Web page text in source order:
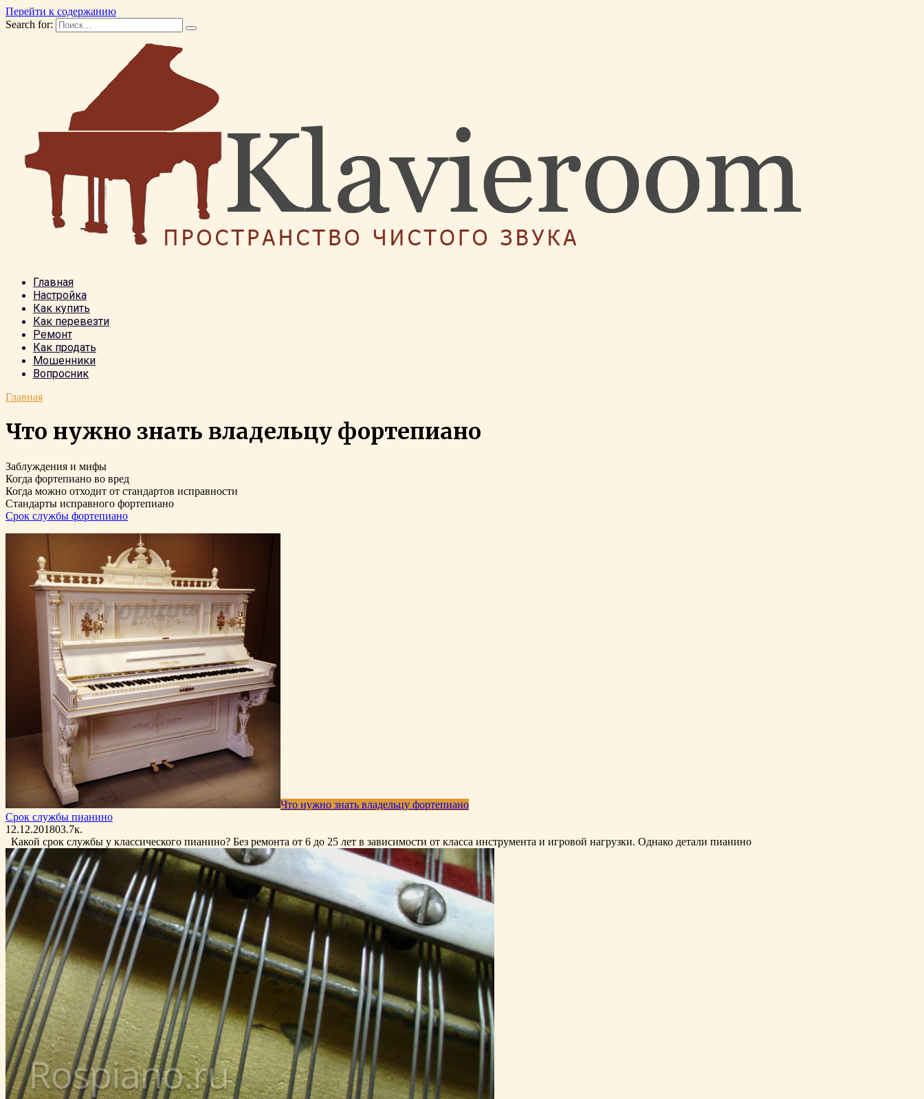
Перейти к содержанию
Search for:
Главная
Настройка
Как купить
Как перевезти
Ремонт
Как продать
Мошенники
Вопросник
Главная
Что нужно знать владельцу фортепиано
Заблуждения и мифы
Когда фортепиано во вред
Когда можно отходит от стандартов исправности
Стандарты исправного фортепиано
Срок службы фортепиано
Что нужно знать владельцу фортепиано
Срок службы пианино
12.12.201803.7к.
Какой срок службы у классического пианино? Без ремонта от 6 до 25 лет в зависимости от класса инструмента и игровой нагрузки. Однако детали пианино